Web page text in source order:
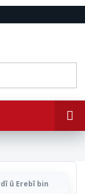
û Erebî bin